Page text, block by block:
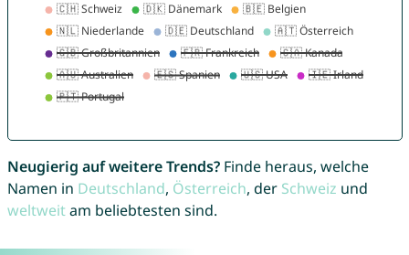
Neugierig auf weitere Trends?Finde heraus, welche
Namen in Deutschland, Österreich, der Schweiz und
weltweitam beliebtesten sind.